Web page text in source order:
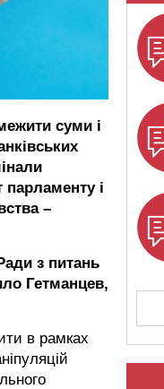
суми і
і
–
з питань
Гетманцев,
в рамках